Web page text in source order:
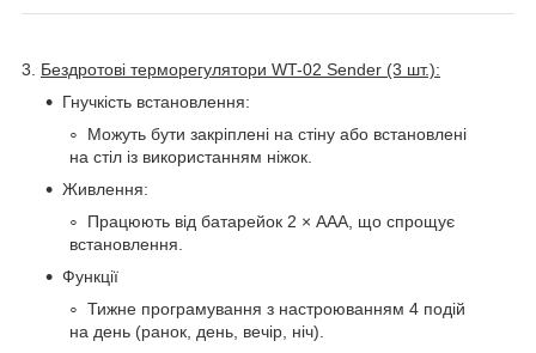
3. Бездротові терморегулятори WT-02 Sender (3 шт.):
Гнучкість встановлення:
Можуть бути закріплені на стіну або встановлені
на стіл із використанням ніжок.
Живлення:
Працюють від батарейок 2 × AAA, що спрощує
встановлення.
Функції
Тижне програмування з настроюванням 4 подій
на день (ранок, день, вечір, ніч).